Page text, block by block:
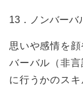
13．ノンバーバ
思いや感情を
バーバル（非
に行うかのスキ